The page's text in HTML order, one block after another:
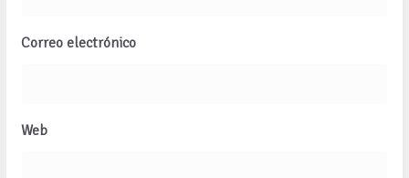
Correo electrónico
Web